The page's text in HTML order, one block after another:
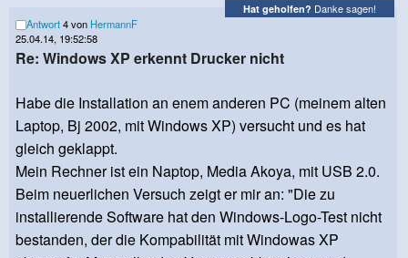
Hat geholfen? Danke sagen!
Antwort4 von HermannF
25.04.14, 19:52:58
Re: Windows XP erkennt Drucker nicht
Habe die Installation an enem anderen PC (meinem alten
Laptop, Bj 2002, mit Windows XP) versucht und es hat
gleich geklappt.
Mein Rechner ist ein Naptop, Media Akoya, mit USB 2.0.
Beim neuerlichen Versuch zeigt er mir an: "Die zu
installierende Software hat den Windows-Logo-Test nicht
bestanden, der die Kompabilität mit Windowas XP